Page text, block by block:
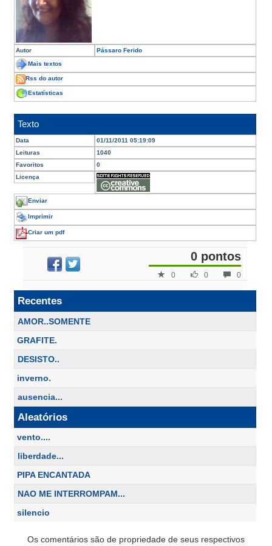
Autor Pássaro Ferido
Mais textos
Rss do autor
Estatísticas
Texto
Data
01/11/2011 05:19:09
Leituras
1040
Favoritos
0
Licença
Enviar
Imprimir
Criar um pdf
0 pontos
0
0
0
Recentes
AMOR..SOMENTE
GRAFITE.
DESISTO..
inverno.
ausencia...
Aleatórios
vento....
liberdade...
PIPA ENCANTADA
NAO ME INTERROMPAM...
silencio
Os comentários são de propriedade de seus respectivos